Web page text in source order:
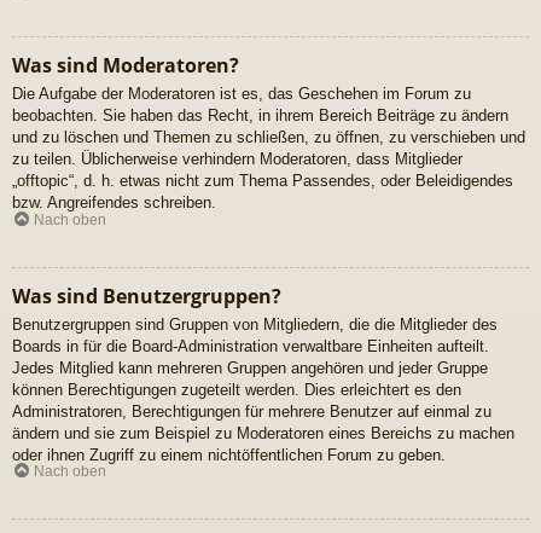
Was sind Moderatoren?
Die Aufgabe der Moderatoren ist es, das Geschehen im Forum zu
beobachten. Sie haben das Recht, in ihrem Bereich Beiträge zu ändern
und zu löschen und Themen zu schließen, zu öffnen, zu verschieben und
zu teilen. Üblicherweise verhindern Moderatoren, dass Mitglieder
„offtopic“, d. h. etwas nicht zum Thema Passendes, oder Beleidigendes
bzw. Angreifendes schreiben.
Nach oben
Was sind Benutzergruppen?
Benutzergruppen sind Gruppen von Mitgliedern, die die Mitglieder des
Boards in für die Board-Administration verwaltbare Einheiten aufteilt.
Jedes Mitglied kann mehreren Gruppen angehören und jeder Gruppe
können Berechtigungen zugeteilt werden. Dies erleichtert es den
Administratoren, Berechtigungen für mehrere Benutzer auf einmal zu
ändern und sie zum Beispiel zu Moderatoren eines Bereichs zu machen
oder ihnen Zugriff zu einem nichtöffentlichen Forum zu geben.
Nach oben